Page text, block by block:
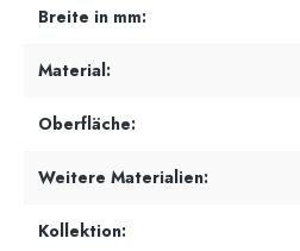
Breite in mm:
Material:
Oberfläche:
Weitere Materialien:
Kollektion: